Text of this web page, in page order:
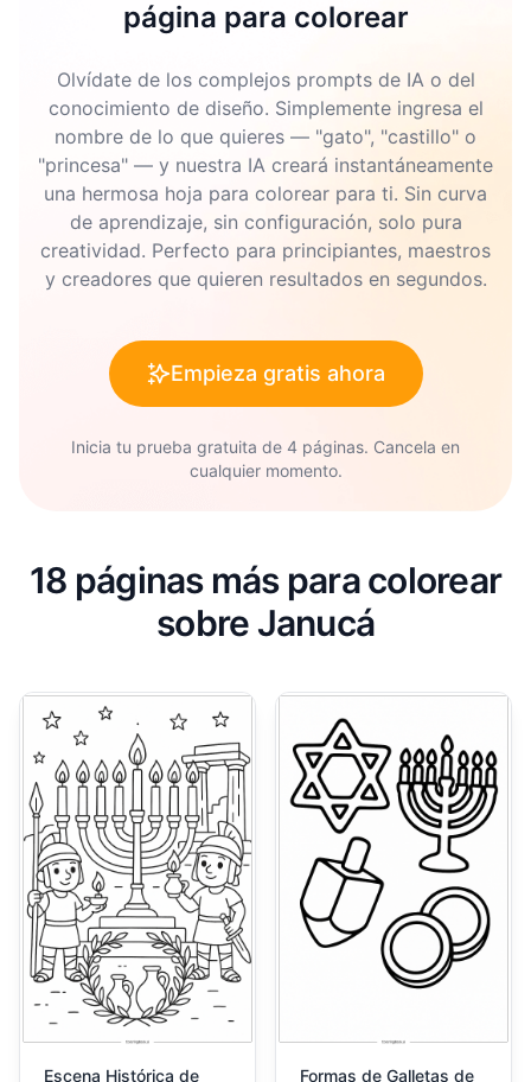
página para colorear
Olvídate de los complejos prompts de IA o del
conocimiento de diseño. Simplemente ingresa el
nombre de lo que quieres — "gato", "castillo" o
"princesa" — y nuestra IA creará instantáneamente
una hermosa hoja para colorear para ti. Sin curva
de aprendizaje, sin configuración, solo pura
creatividad. Perfecto para principiantes, maestros
y creadores que quieren resultados en segundos.
Empieza gratis ahora
Inicia tu prueba gratuita de 4 páginas. Cancela en
cualquier momento.
18 páginas más para colorear
sobre Janucá
Escena Histórica de Formas de Galletas de